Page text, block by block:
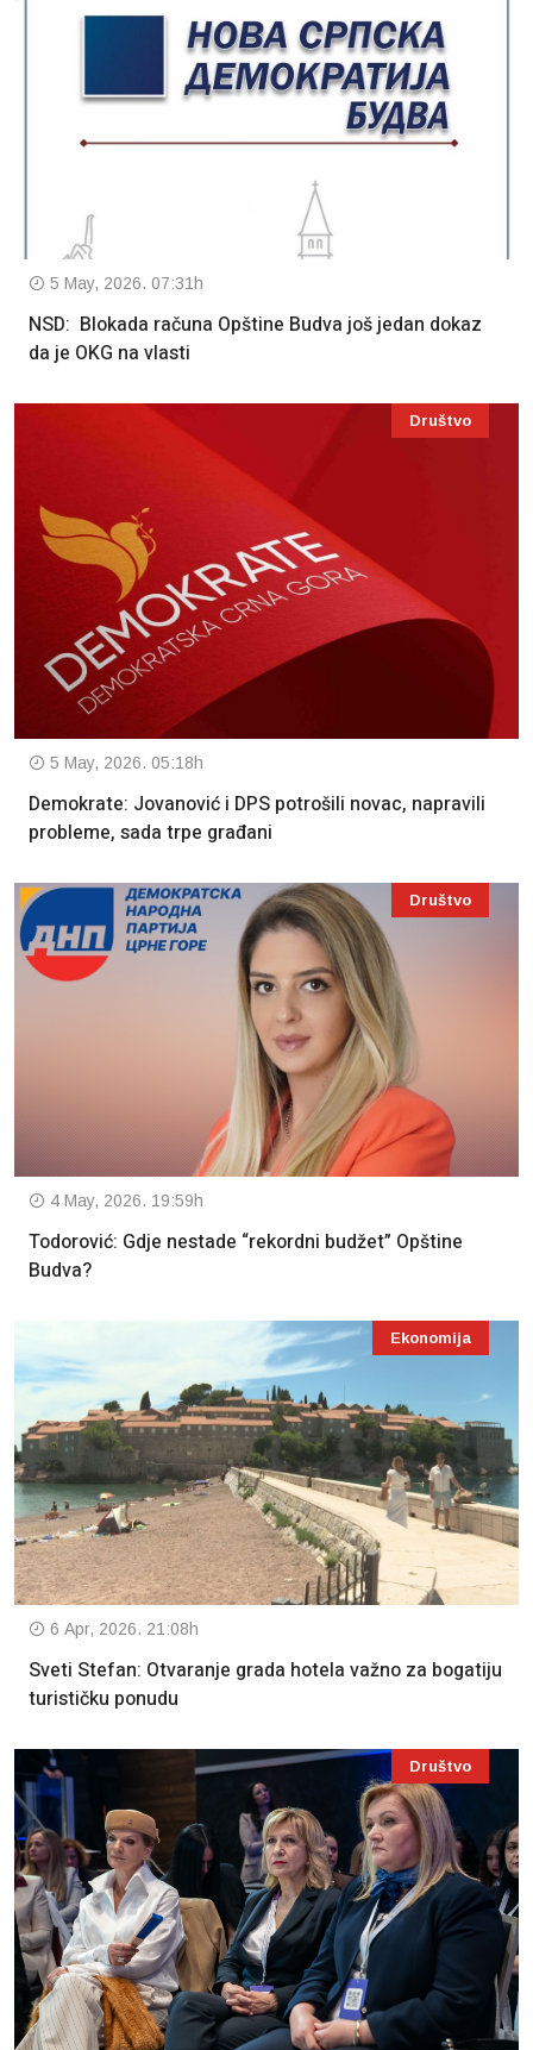
5 May, 2026. 07:31h
NSD: Blokada računa Opštine Budva još jedan dokaz
da je OKG na vlasti
Društvo
5 May, 2026. 05:18h
Demokrate: Jovanović i DPS potrošili novac, napravili
probleme, sada trpe građani
Društvo
4 May, 2026. 19:59h
Todorović: Gdje nestade “rekordni budžet” Opštine
Budva?
Ekonomija
6 Apr, 2026. 21:08h
Sveti Stefan: Otvaranje grada hotela važno za bogatiju
turističku ponudu
Društvo